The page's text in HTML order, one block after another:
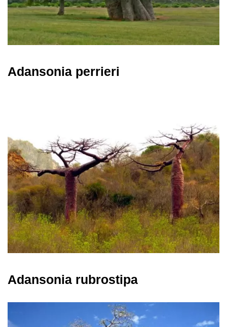
Adansonia perrieri
Adansonia rubrostipa